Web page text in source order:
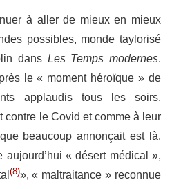
à aller de mieux en mieux
possibles, monde taylorisé
dans Les Temps modernes.
le « moment héroïque » de
applaudis tous les soirs,
contre le Covid et comme à leur
beaucoup annonçait est là.
aujourd’hui « désert médical »,
(8)», « maltraitance » reconnue